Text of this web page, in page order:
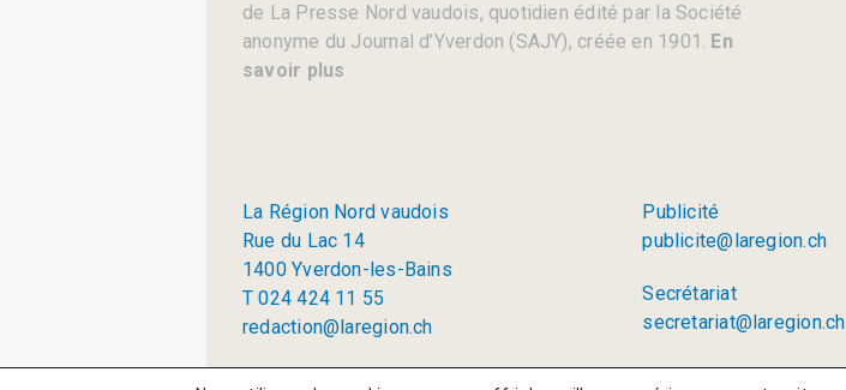
de La Presse Nord vaudois, quotidien édité par la Société
anonyme du Journal d’Yverdon (SAJY), créée en 1901. En
savoir plus
La Région Nord vaudois
Rue du Lac 14
1400 Yverdon-les-Bains
T 024 424 11 55
redaction@laregion.ch
Publicité
publicite@laregion.ch
Secrétariat
secretariat@laregion.ch